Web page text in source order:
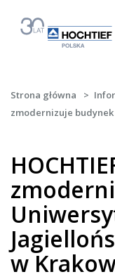
Strona główna >
zmodernizuje
w